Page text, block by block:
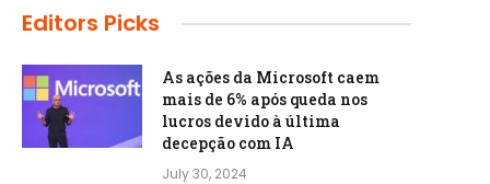
Editors Picks
As ações da Microsoft caem
mais de 6% após queda nos
lucros devido à última
decepção com IA
July 30, 2024